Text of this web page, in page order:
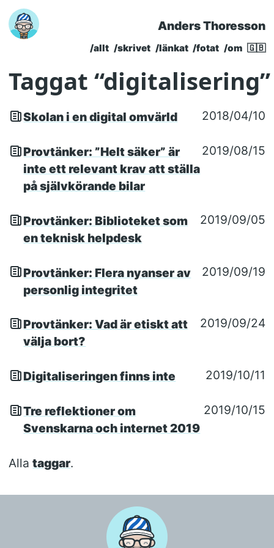
Skip to main content
Anders Thoresson
Top level
/allt /skrivet /länkat /fotat /om 🇬🇧
Taggat “digitalisering”
Skolan i en digital omvärld 2018/04/10
Provtänker: ”Helt säker” är
inte ett relevant krav att ställa
på självkörande bilar
2019/08/15
Provtänker: Biblioteket som
en teknisk helpdesk
2019/09/05
Provtänker: Flera nyanser av
personlig integritet
2019/09/19
Provtänker: Vad är etiskt att
välja bort?
2019/09/24
Digitaliseringen finns inte 2019/10/11
Tre reflektioner om
Svenskarna och internet 2019
2019/10/15
Allataggar.